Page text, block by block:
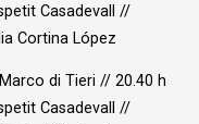
Casadevall //
Cortina López
Marco di Tieri // 20.40 h
Casadevall //